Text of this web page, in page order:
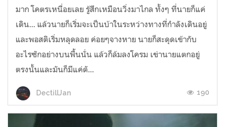
มาก โคตรเหนื่อยเลย รู้สึกเหมือนวิ่งมาไกล ทั้งๆ ที่นายก็แค่
เดิน... แล้วนายก็เริ่มจะเป็นบ้าในระหว่างทางที่กำลังเดินอยู่
และพอสติเริ่มหลุดลอย ค่อยๆจางหาย นายก็สะดุดเข้ากับ
อะไรซักอย่างบนพื้นนั่น แล้วก็ล้มลงโครม เข่านายแตกอยู่
ตรงนั้นและมันก็มีแค่ตั...
DectillJan 190